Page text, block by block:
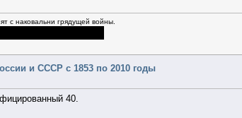
с наковальни грядущей войны.
и СССР с 1853 по 2010 годы
40.